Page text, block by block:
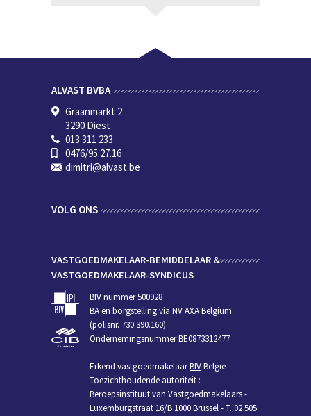
ALVAST BVBA
Graanmarkt 2
3290 Diest
013 311 233
0476/95.27.16
dimitri@alvast.be
VOLG ONS
VASTGOEDMAKELAAR-BEMIDDELAAR &
VASTGOEDMAKELAAR-SYNDICUS
BIV nummer 500928
BA en borgstelling via NV AXA Belgium
(polisnr. 730.390.160)
Ondernemingsnummer BE0873312477
Erkend vastgoedmakelaarBIVBelgië
Toezichthoudende autoriteit :
Beroepsinstituut van Vastgoedmakelaars -
Luxemburgstraat 16/B 1000 Brussel - T. 02 505